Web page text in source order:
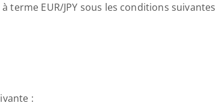
terme EUR/JPY sous les conditions
: